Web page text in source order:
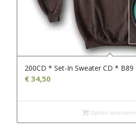
200CD * Set-In Sweater CD * B89
€34,50
Opties